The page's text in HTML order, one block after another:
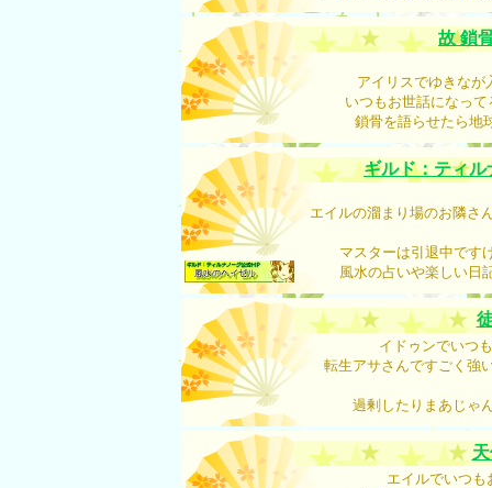
故 鎖
アイリスでゆきなが
いつもお世話になっ
鎖骨を語らせたら地
ギルド：ティ
エイルの溜まり場のお隣さ
マスターは引退中です
風水の占いや楽しい日
イドゥンでいつ
転生アサさんですごく強
過剰したりまあじゃ
エイルでいつも